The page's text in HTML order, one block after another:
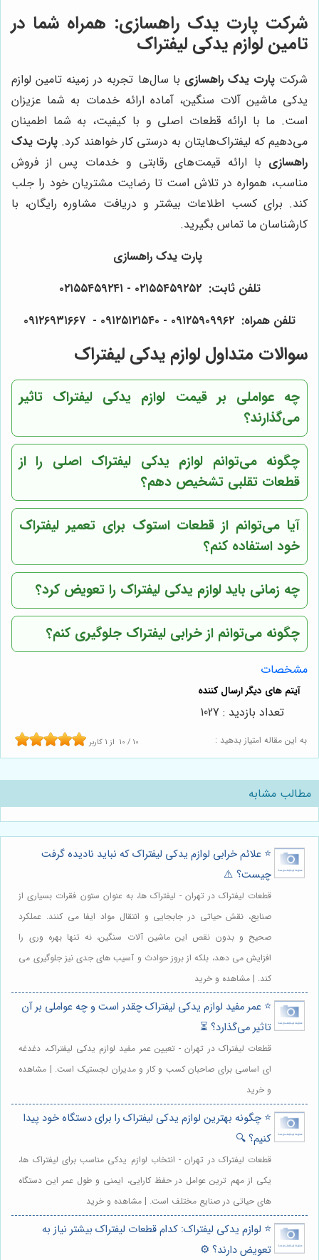
شرکت پارت یدک راهسازی: همراه شما در
تامین لوازم یدکی لیفتراک
شرکتپارت یدک راهسازی با سال‌ها تجربه در زمینه تامین لوازم
یدکی ماشین آلات سنگین، آماده ارائه خدمات به شما عزیزان
است. ما با ارائه قطعات اصلی و با کیفیت، به شما اطمینان
می‌دهیم که لیفتراک‌هایتان به درستی کار خواهند کرد. پارت یدک
راهسازی با ارائه قیمت‌های رقابتی و خدمات پس از فروش
مناسب، همواره در تلاش است تا رضایت مشتریان خود را جلب
کند. برای کسب اطلاعات بیشتر و دریافت مشاوره رایگان، با
کارشناسان ما تماس بگیرید.
پارت یدک راهسازی
تلفن ثابت: ۰۲۱۵۵۴۵۹۲۵۲ - ۰۲۱۵۵۴۵۹۲۴۱
تلفن همراه: ۰۹۱۲۵۹۰۹۹۶۲ - ۰۹۱۲۵۱۲۱۵۴۰‌‌‌ - ۰۹۱۲۶۹۳۱۶۶۷
سوالات متداول لوازم یدکی لیفتراک
چه عواملی بر قیمت لوازم یدکی لیفتراک تاثیر
می‌گذارند؟
چگونه می‌توانم لوازم یدکی لیفتراک اصلی را از
قطعات تقلبی تشخیص دهم؟
آیا می‌توانم از قطعات استوک برای تعمیر لیفتراک
خود استفاده کنم؟
چه زمانی باید لوازم یدکی لیفتراک را تعویض کرد؟
چگونه می‌توانم از خرابی لیفتراک جلوگیری کنم؟
مشخصات
به این مقاله امتیاز بدهید : 10 / 10 از 1 کاربر
تعداد بازدید : 1027
مطالب مشابه
⭐️ علائم خرابی لوازم یدکی لیفتراک که نباید نادیده گرفت
چیست؟ ⚠️
قطعات لیفتراک در تهران - لیفتراک ها، به عنوان ستون فقرات بسیاری از
صنایع، نقش حیاتی در جابجایی و انتقال مواد ایفا می کنند. عملکرد
صحیح و بدون نقص این ماشین آلات سنگین، نه تنها بهره وری را
افزایش می دهد، بلکه از بروز حوادث و آسیب های جدی نیز جلوگیری می
کند. | مشاهده و خرید
⭐️ عمر مفید لوازم یدکی لیفتراک چقدر است و چه عواملی بر آن
تاثیر می‌گذارد؟ ⏳
قطعات لیفتراک در تهران - تعیین عمر مفید لوازم یدکی لیفتراک، دغدغه
ای اساسی برای صاحبان کسب و کار و مدیران لجستیک است. | مشاهده
و خرید
⭐️ چگونه بهترین لوازم یدکی لیفتراک را برای دستگاه خود پیدا
کنیم؟ 🔍
قطعات لیفتراک در تهران - انتخاب لوازم یدکی مناسب برای لیفتراک ها،
یکی از مهم ترین عوامل در حفظ کارایی، ایمنی و طول عمر این دستگاه
های حیاتی در صنایع مختلف است. | مشاهده و خرید
⭐️ لوازم یدکی لیفتراک: کدام قطعات لیفتراک بیشتر نیاز به
تعویض دارند؟ ⚙️